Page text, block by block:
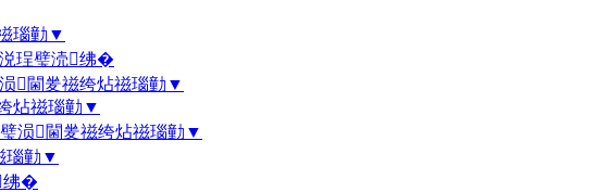
瑙勭▼
涚珵璧涜绋�
閫夎禌绔炶禌瑙勭▼
炶禌瑙勭▼
涢閫夎禌绔炶禌瑙勭▼
瑙勭▼
绋�